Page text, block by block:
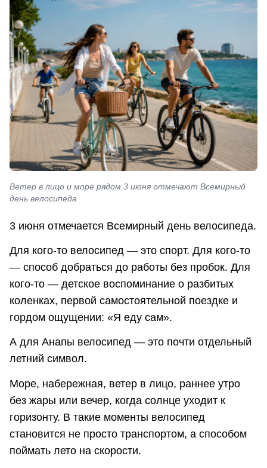
Ветер в лицо и море рядом 3 июня отмечают Всемирный
день велосипеда
3 июня отмечается Всемирный день велосипеда.
Для кого-то велосипед — это спорт. Для кого-то
— способ добраться до работы без пробок. Для
кого-то — детское воспоминание о разбитых
коленках, первой самостоятельной поездке и
гордом ощущении: «Я еду сам».
А для Анапы велосипед — это почти отдельный
летний символ.
Море, набережная, ветер в лицо, раннее утро
без жары или вечер, когда солнце уходит к
горизонту. В такие моменты велосипед
становится не просто транспортом, а способом
поймать лето на скорости.